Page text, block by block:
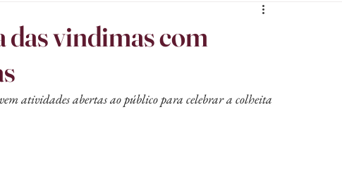
das vindimas com
atividades abertas ao público para celebrar a colheita